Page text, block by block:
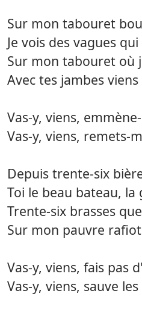
Sur mon tabouret
Je vois des vagues
Sur mon tabouret où
Avec tes jambes
Vas-y, viens,
Vas-y, viens, remets-
Depuis trente-six
Toi le beau bateau, la
Trente-six brasses
Sur mon pauvre
Vas-y, viens, fais pas
Vas-y, viens, sauve